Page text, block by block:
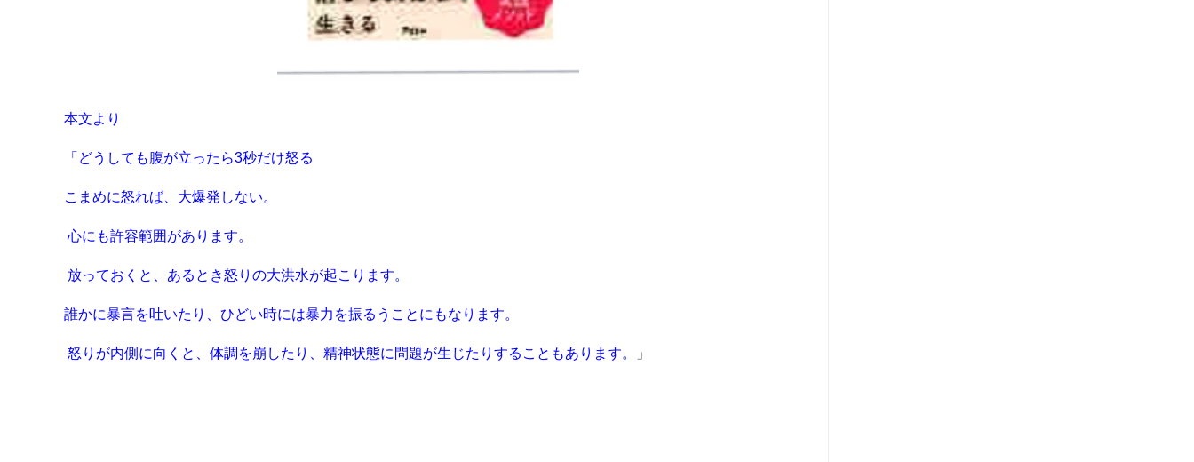
本文より
「どうしても腹が立ったら3秒だけ怒る
こまめに怒れば、大爆発しない。
心にも許容範囲があります。
放っておくと、あるとき怒りの大洪水が起こります。
誰かに暴言を吐いたり、ひどい時には暴力を振るうことにもなります。
怒りが内側に向くと、体調を崩したり、精神状態に問題が生じたりすることもあります。 」